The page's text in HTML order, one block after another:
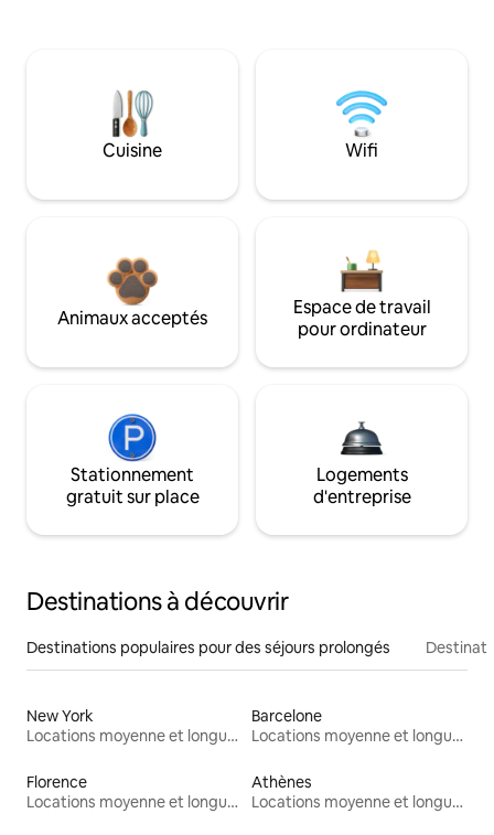
Cuisine Wifi
Animaux acceptés
Espace de travail
pour ordinateur
Stationnement
gratuit sur place
Logements
d'entreprise
Destinations à découvrir
Destinations populaires pour des séjours prolongés
New York
Locations moyenne et longue durée
Barcelone
Locations moyenne et longue durée
Florence
Locations moyenne et longue durée
Athènes
Locations moyenne et longue durée